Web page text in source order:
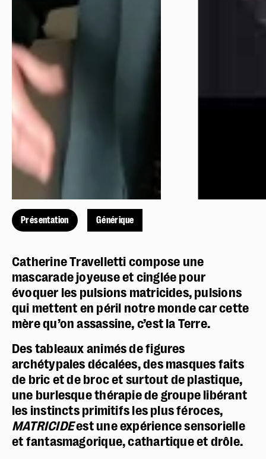
Présentation Générique
Catherine Travelletti compose une
mascarade joyeuse et cinglée pour
évoquer les pulsions matricides, pulsions
qui mettent en péril notre monde car cette
mère qu’on assassine, c’est la Terre.
Des tableaux animés de figures
archétypales décalées, des masques faits
de bric et de broc et surtout de plastique,
une burlesque thérapie de groupe libérant
les instincts primitifs les plus féroces,
MATRICIDEest une expérience sensorielle
et fantasmagorique, cathartique et drôle.